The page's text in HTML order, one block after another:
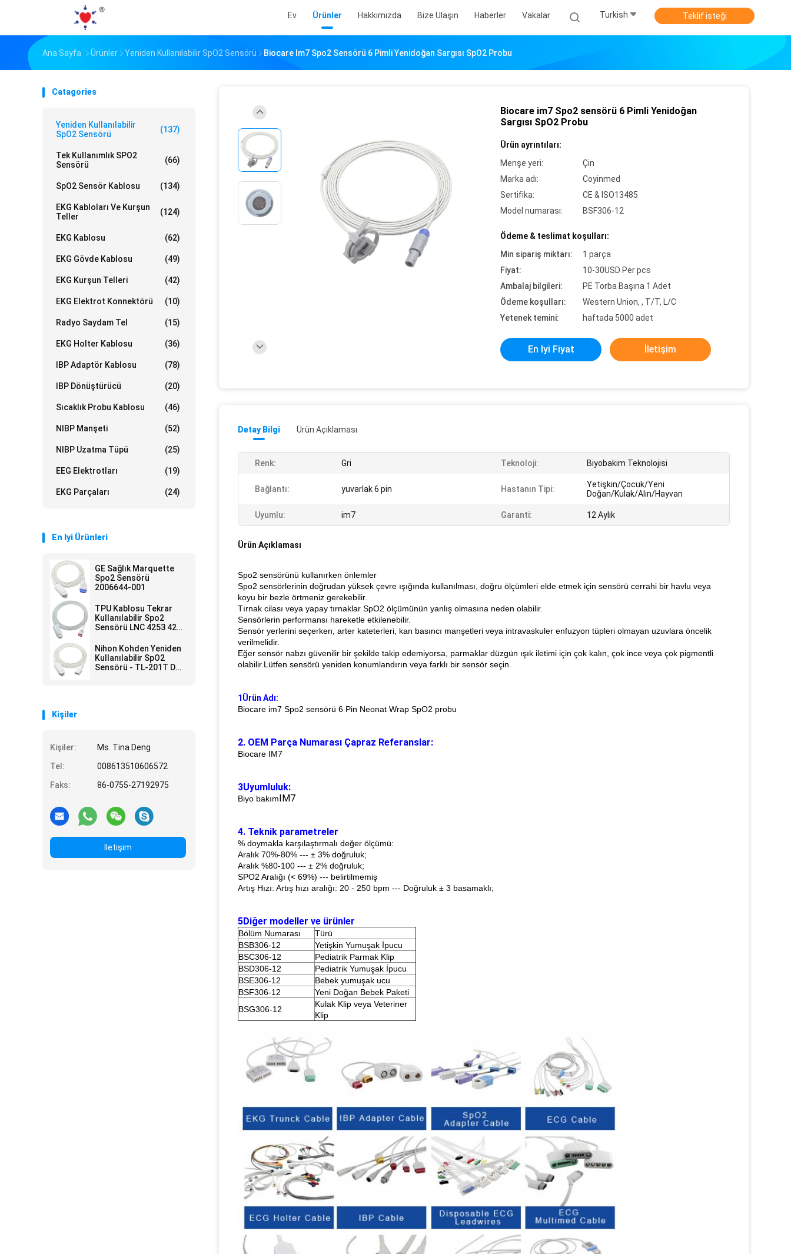
Ev Ürünler Hakkımızda Bize Ulaşın Haberler Vakalar Turkish Teklif isteği
Ana Sayfa Ürünler Yeniden Kullanılabilir SpO2 Sensörü Biocare Im7 Spo2 Sensörü 6 Pimli Yenidoğan Sargısı SpO2 Probu
Catagories
Yeniden Kullanılabilir
SpO2 Sensörü
(137)
Tek Kullanımlık SPO2
Sensörü
(66)
SpO2 Sensör Kablosu (134)
EKG Kabloları Ve Kurşun
Teller
(124)
EKG Kablosu (62)
EKG Gövde Kablosu (49)
EKG Kurşun Telleri (42)
EKG Elektrot Konnektörü (10)
Radyo Saydam Tel (15)
EKG Holter Kablosu (36)
IBP Adaptör Kablosu (78)
IBP Dönüştürücü (20)
Sıcaklık Probu Kablosu (46)
NIBP Manşeti (52)
NIBP Uzatma Tüpü (25)
EEG Elektrotları (19)
EKG Parçaları (24)
En Iyi Ürünleri
GE Sağlık Marquette
Spo2 Sensörü
2006644-001
TPU Kablosu Tekrar
Kullanılabilir Spo2
Sensörü LNC 4253 4254
Nihon Kohden Yeniden
Kullanılabilir SpO2
Sensörü - TL-201T DB9
Kişiler
Kişiler:
Ms. Tina Deng
Tel:
008613510606572
Faks:
86-0755-27192975
İletişim
Biocare im7 Spo2 sensörü 6 Pimli Yenidoğan
Sargısı SpO2 Probu
Ürün ayrıntıları:
Menşe yeri:
Çin
Marka adı:
Coyinmed
Sertifika:
CE & ISO13485
Model numarası:
BSF306-12
Ödeme & teslimat koşulları:
Min sipariş miktarı:
1 parça
Fiyat:
10-30USD Per pcs
Ambalaj bilgileri:
PE Torba Başına 1 Adet
Ödeme koşulları:
Western Union, , T/T, L/C
Yetenek temini:
haftada 5000 adet
En Iyi Fiyat İletişim
Detay Bilgi Ürün Açıklaması
Renk: Gri Teknoloji: Biyobakım Teknolojisi
Bağlantı: yuvarlak 6 pin Hastanın Tipi:
Yetişkin/Çocuk/Yeni
Doğan/Kulak/Alın/Hayvan
Uyumlu: im7 Garanti: 12 Aylık
Ürün Açıklaması
Spo2 sensörünü kullanırken önlemler
Spo2 sensörlerinin doğrudan yüksek çevre ışığında kullanılması, doğru ölçümleri elde etmek için sensörü cerrahi bir havlu veya
koyu bir bezle örtmeniz gerekebilir.
Tırnak cilası veya yapay tırnaklar SpO2 ölçümünün yanlış olmasına neden olabilir.
Sensörlerin performansı hareketle etkilenebilir.
Sensör yerlerini seçerken, arter kateterleri, kan basıncı manşetleri veya intravaskuler enfuzyon tüpleri olmayan uzuvlara öncelik
verilmelidir.
Eğer sensör nabzı güvenilir bir şekilde takip edemiyorsa, parmaklar düzgün ışık iletimi için çok kalın, çok ince veya çok pigmentli
olabilir.Lütfen sensörü yeniden konumlandırın veya farklı bir sensör seçin.
1Ürün Adı:
Biocare im7 Spo2 sensörü 6 Pin Neonat Wrap SpO2 probu
2. OEM Parça Numarası Çapraz Referanslar:
Biocare IM7
3Uyumluluk:
Biyo bakımIM7
4. Teknik parametreler
% doymakla karşılaştırmalı değer ölçümü:
Aralık 70%-80% --- ± 3% doğruluk;
Aralık %80-100 --- ± 2% doğruluk;
SPO2 Aralığı (< 69%) --- belirtilmemiş
Artış Hızı: Artış hızı aralığı: 20 - 250 bpm --- Doğruluk ± 3 basamaklı;
5Diğer modeller ve ürünler
Bölüm Numarası
Türü
BSB306-12
Yetişkin Yumuşak İpucu
BSC306-12
Pediatrik Parmak Klip
BSD306-12
Pediatrik Yumuşak İpucu
BSE306-12
Bebek yumuşak ucu
BSF306-12
Yeni Doğan Bebek Paketi
BSG306-12
Kulak Klip veya Veteriner
Klip